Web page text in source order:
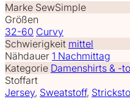
Marke SewSimple
Größen
32-60 Curvy
Schwierigkeit mittel
Nähdauer 1 Nachmittag
Kategorie Damenshirts & -
Stoffart
Jersey, Sweatstoff,